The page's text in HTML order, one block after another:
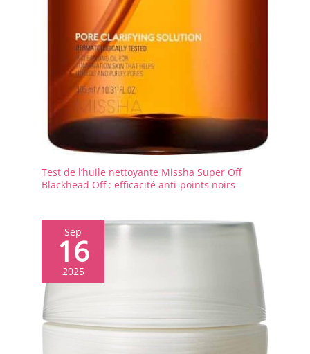
Test de l’huile nettoyante Missha Super Off
Blackhead Off : efficacité anti-points noirs
Sep
16
2025